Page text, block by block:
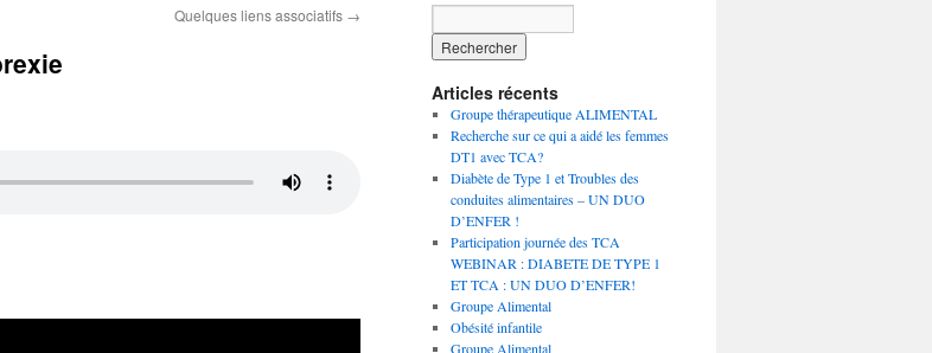
Quelques liens associatifs →
Articles récents
Groupe thérapeutique ALIMENTAL
Recherche sur ce qui a aidé les femmes
DT1 avec TCA?
Diabète de Type 1 et Troubles des
conduites alimentaires – UN DUO
D’ENFER !
Participation journée des TCA
WEBINAR : DIABETE DE TYPE 1
ET TCA : UN DUO D’ENFER!
Groupe Alimental
Obésité infantile
Groupe Alimental